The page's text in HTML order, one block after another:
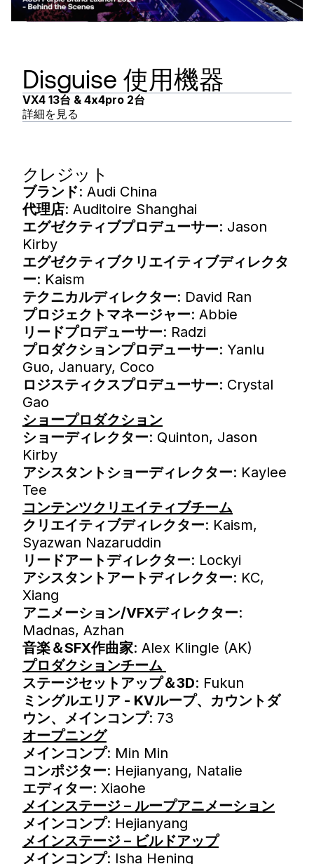
Disguise 使用機器
VX4 13台 & 4x4pro 2台
詳細を見る
クレジット
ブランド: Audi China
代理店: Auditoire Shanghai
エグゼクティブプロデューサー: Jason
Kirby
エグゼクティブクリエイティブディレクタ
ー: Kaism
テクニカルディレクター: David Ran
プロジェクトマネージャー: Abbie
リードプロデューサー: Radzi
プロダクションプロデューサー: Yanlu
Guo, January, Coco
ロジスティクスプロデューサー: Crystal
Gao
ショープロダクション
ショーディレクター: Quinton, Jason
Kirby
アシスタントショーディレクター: Kaylee
Tee
コンテンツクリエイティブチーム
クリエイティブディレクター: Kaism,
Syazwan Nazaruddin
リードアートディレクター: Lockyi
アシスタントアートディレクター: KC,
Xiang
アニメーション/VFXディレクター:
Madnas, Azhan
音楽＆SFX作曲家: Alex Klingle (AK)
プロダクションチーム
ステージセットアップ＆3D: Fukun
ミングルエリア - KVループ、カウントダ
ウン、メインコンプ: 73
オープニング
メインコンプ: Min Min
コンポジター: Hejianyang, Natalie
エディター: Xiaohe
メインステージ – ループアニメーション
メインコンプ: Hejianyang
メインステージ – ビルドアップ
メインコンプ: Isha Hening